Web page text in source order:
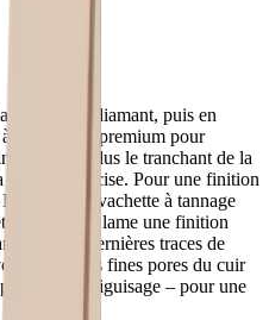
surface en diamant, puis en
l'aiguisage premium pour
En effet, plus le tranchant de la
facile et précise. Pour une finition
de vachette à tannage
confère à la lame une finition
des dernières traces de
lame Les fines pores du cuir
d’aiguisage – pour une